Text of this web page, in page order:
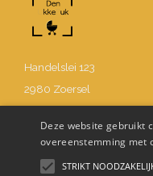
Handelslei 123
2980 Zoersel
03 302 48 58
Deze website gebruikt
overeenstemming met
STRIKT